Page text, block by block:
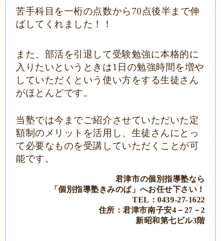
苦手科目を一桁の点数から 70点後半まで伸
ばしてくれました！！
また、部活を引退して受験勉強に本格的に
入りたいというときは1日の勉強時間を増や
していただくという使い方をする生徒さん
がほとんどです。
当塾では今までご紹介させていただいた定
額制のメリットを活用し、生徒さんにとっ
て必要なものを受講していただくことが可
能です。
君津市の個別指導塾なら
「個別指導塾きみのば」へお任せ下さい！
TEL：0439‐27‐1622
住所：君津市南子安4－27－2
新昭和第七ビル3階